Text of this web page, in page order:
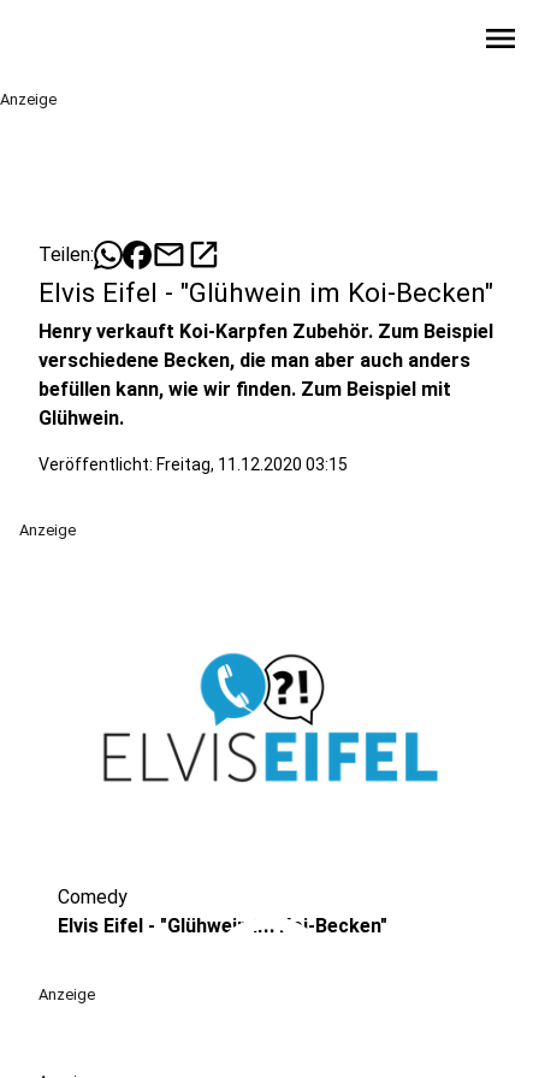
menu
Anzeige
Teilen: mailopen_in_new
Elvis Eifel - "Glühwein im Koi-Becken"
Henry verkauft Koi-Karpfen Zubehör. Zum Beispiel
verschiedene Becken, die man aber auch anders
befüllen kann, wie wir finden. Zum Beispiel mit
Glühwein.
Veröffentlicht: Freitag, 11.12.2020 03:15
Anzeige
play_circle
Comedy
Elvis Eifel - "Glühwein im Koi-Becken"
Anzeige